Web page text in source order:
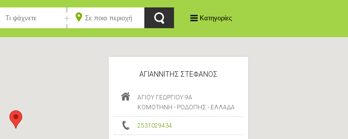
Κατηγορίες
ΑΓΙΑΝΝΙΤΗΣ ΣΤΕΦΑΝΟΣ
ΑΓΙΟΥ ΓΕΩΡΓΙΟΥ 9Α
ΚΟΜΟΤΗΝΗ - ΡΟΔΟΠΗΣ - ΕΛΛΑΔΑ
2531029434